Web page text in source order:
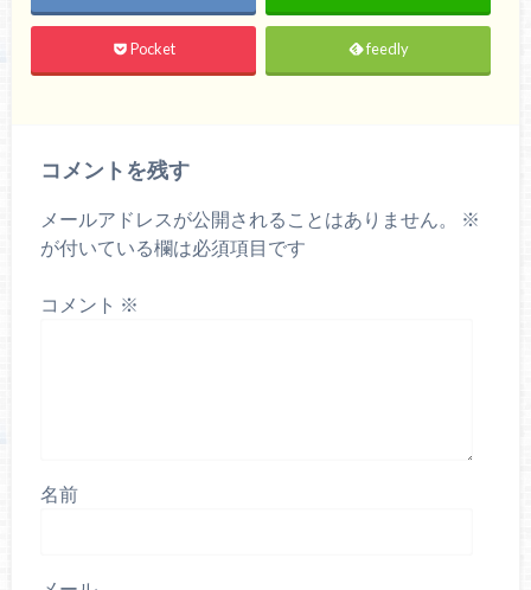
Pocket feedly
コメントを残す
メールアドレスが公開されることはありません。
※
が付いている欄は必須項目です
コメント ※
名前